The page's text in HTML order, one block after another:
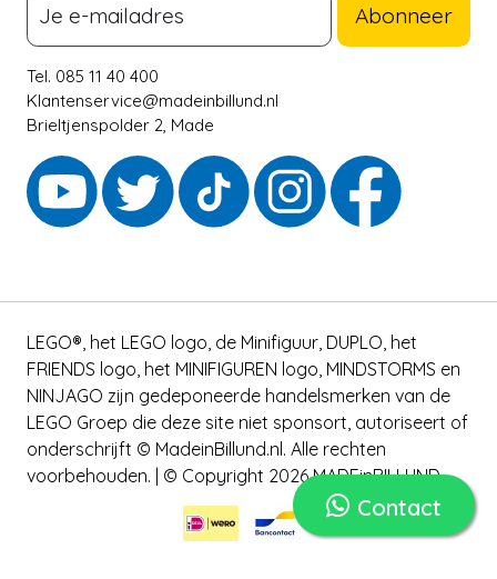
Contact
Abonneer
Tel. 085 11 40 400
Klantenservice@madeinbillund.nl
Brieltjenspolder 2, Made
LEGO®, het LEGO logo, de Minifiguur, DUPLO, het
FRIENDS logo, het MINIFIGUREN logo, MINDSTORMS en
NINJAGO zijn gedeponeerde handelsmerken van de
LEGO Groep die deze site niet sponsort, autoriseert of
onderschrijft © MadeinBillund.nl. Alle rechten
voorbehouden. | © Copyright 2026 MADEinBILLUND